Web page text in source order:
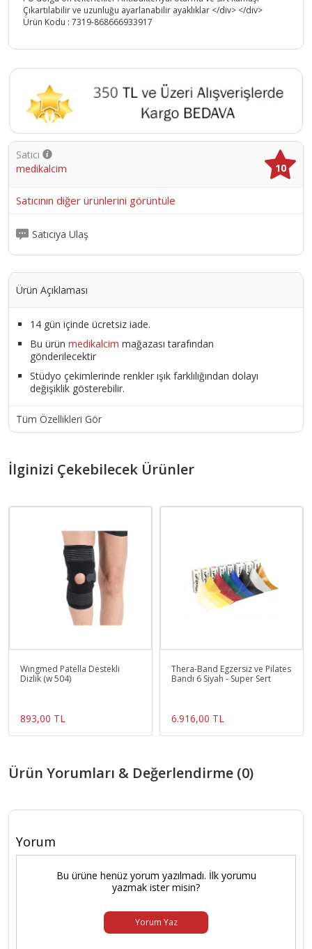
Çıkartılabilir ve uzunluğu ayarlanabilir ayaklıklar </div> </div>
Ürün Kodu : 7319-868666933917
Satıcı
medikalcim
10
Satıcının diğer ürünlerini görüntüle
Satıcıya Ulaş
Ürün Açıklaması
14 gün içinde ücretsiz iade.
Bu ürün medikalcim mağazası tarafından
gönderilecektir
Stüdyo çekimlerinde renkler ışık farklılığından dolayı
değişiklik gösterebilir.
Tüm Özellikleri Gör
İlginizi Çekebilecek Ürünler
Wıngmed Patella Destekli
Dizlik (w 504)
893,00 TL
Thera-Band Egzersiz ve Pilates
Bandı 6 Siyah - Super Sert
6.916,00 TL
Ürün Yorumları & Değerlendirme (0)
Yorum
Bu ürüne henüz yorum yazılmadı. İlk yorumu
yazmak ister misin?
Yorum Yaz